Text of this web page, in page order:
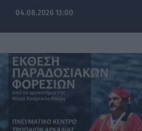
04.08.2026 13:00